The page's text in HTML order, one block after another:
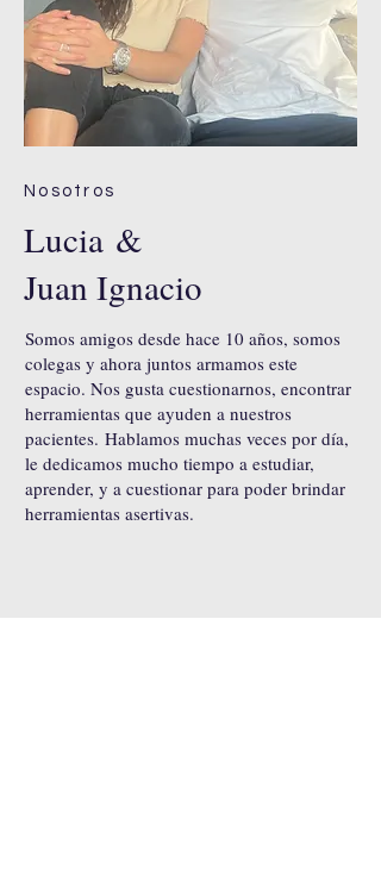
Nosotros
Lucia &
Juan Ignacio
Somos amigos desde hace 10 años, somos
colegas y ahora juntos armamos este
espacio. Nos gusta cuestionarnos, encontrar
herramientas que ayuden a nuestros
pacientes. Hablamos muchas veces por día,
le dedicamos mucho tiempo a estudiar,
aprender, y a cuestionar para poder brindar
herramientas asertivas.